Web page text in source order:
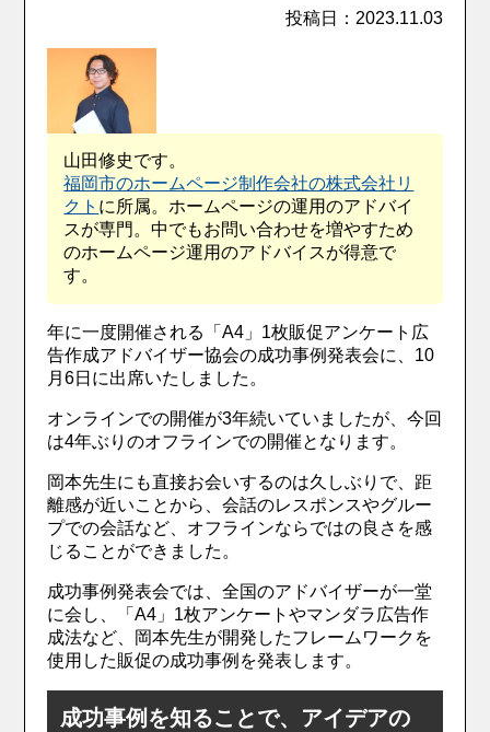
投稿日：2023.11.03
山田修史です。
福岡市のホームページ制作会社の株式会社リ
クト に所属。ホームページの運用のアドバイ
スが専門。中でもお問い合わせを増やすため
のホームページ運用のアドバイスが得意で
す。
年に一度開催される「A4」1枚販促アンケート広
告作成アドバイザー協会の成功事例発表会に、10
月6日に出席いたしました。
オンラインでの開催が3年続いていましたが、今回
は4年ぶりのオフラインでの開催となります。
岡本先生にも直接お会いするのは久しぶりで、距
離感が近いことから、会話のレスポンスやグルー
プでの会話など、オフラインならではの良さを感
じることができました。
成功事例発表会では、全国のアドバイザーが一堂
に会し、「A4」1枚アンケートやマンダラ広告作
成法など、岡本先生が開発したフレームワークを
使用した販促の成功事例を発表します。
成功事例を知ることで、アイデアの